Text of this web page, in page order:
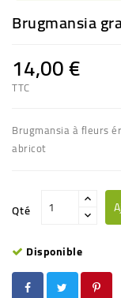
Brugmansia
14,00 €
TTC
Brugmansia à fleurs
abricot
Qté
Disponible